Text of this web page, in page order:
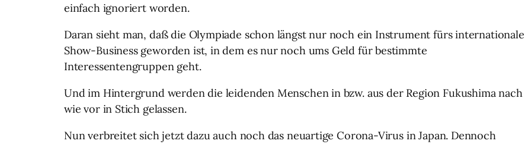
einfach ignoriert worden.
Daran sieht man, daß die Olympiade schon längst nur noch ein Instrument fürs internationale
Show-Business geworden ist, in dem es nur noch ums Geld für bestimmte
Interessentengruppen geht.
Und im Hintergrund werden die leidenden Menschen in bzw. aus der Region Fukushima nach
wie vor in Stich gelassen.
Nun verbreitet sich jetzt dazu auch noch das neuartige Corona-Virus in Japan. Dennoch